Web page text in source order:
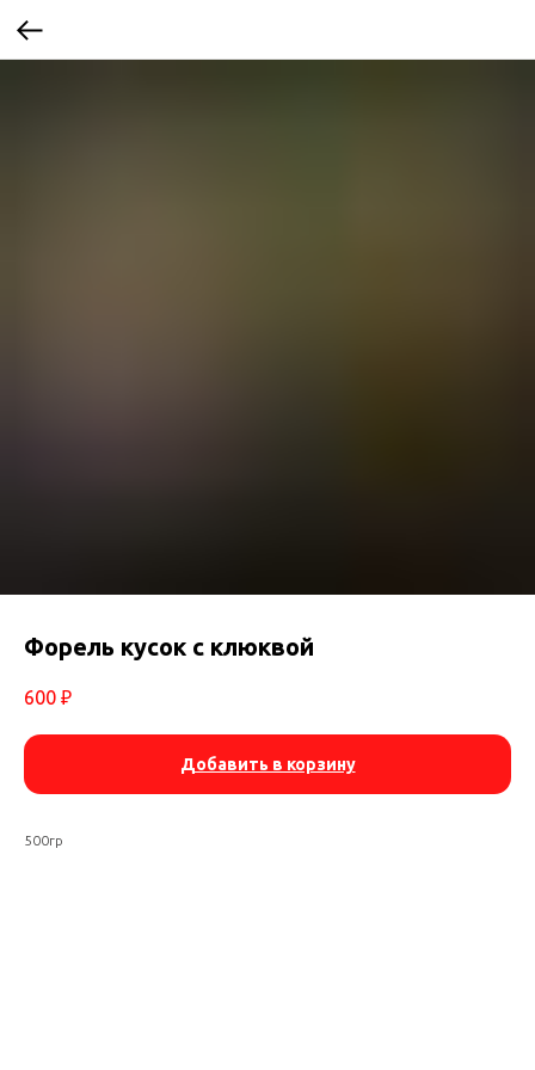
Форель кусок с клюквой
600 ₽
Добавить в корзину
500гр